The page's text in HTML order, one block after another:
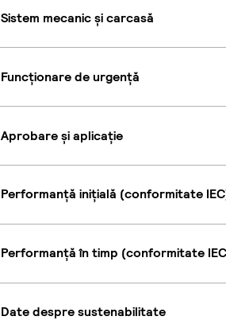
Sistem mecanic și carcasă
Funcționare de urgență
Aprobare și aplicație
Performanță inițială (conformitate
Performanță în timp (conformitate
Date despre sustenabilitate